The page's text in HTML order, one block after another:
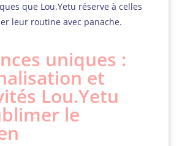
que Lou.Yetu réserve à celles
leur routine avec panache.
uniques :
et
Lou.Yetu
le